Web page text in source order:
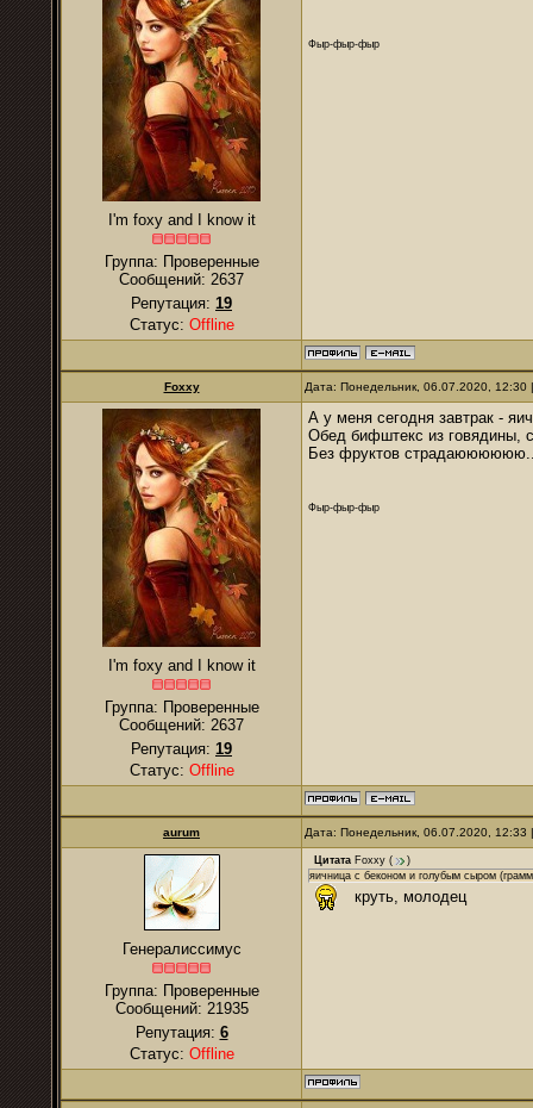
I'm foxy and I know it
Группа: Проверенные
Сообщений: 2637
Репутация: 19
Статус: Offline
Фыр-фыр-фыр
Foxxy Дата: Понедельник, 06.07.2020,
I'm foxy and I know it
Группа: Проверенные
Сообщений: 2637
Репутация: 19
Статус: Offline
А у меня сегодня завтрак -
Обед бифштекс из говядины,
Без фруктов
Фыр-фыр-фыр
аurum Дата: Понедельник, 06.07.2020,
Генералиссимус
Группа: Проверенные
Сообщений: 21935
Репутация: 6
Статус: Offline
Цитата Foxxy (
)
яичница с беконом и голубым сыром
круть, молодец